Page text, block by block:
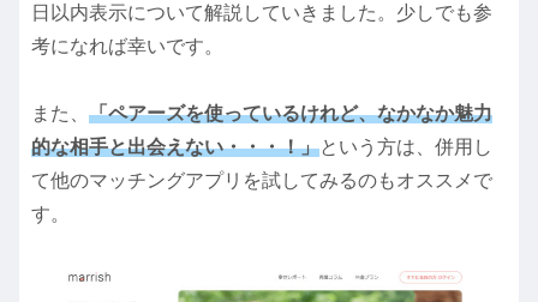
日以内表示について解説していきました。少しでも参
考になれば幸いです。
また、 「ペアーズを使っているけれど、なかなか魅力
的な相手と出会えない・・・！」という方は、併用し
て他のマッチングアプリを試してみるのもオススメで
す。